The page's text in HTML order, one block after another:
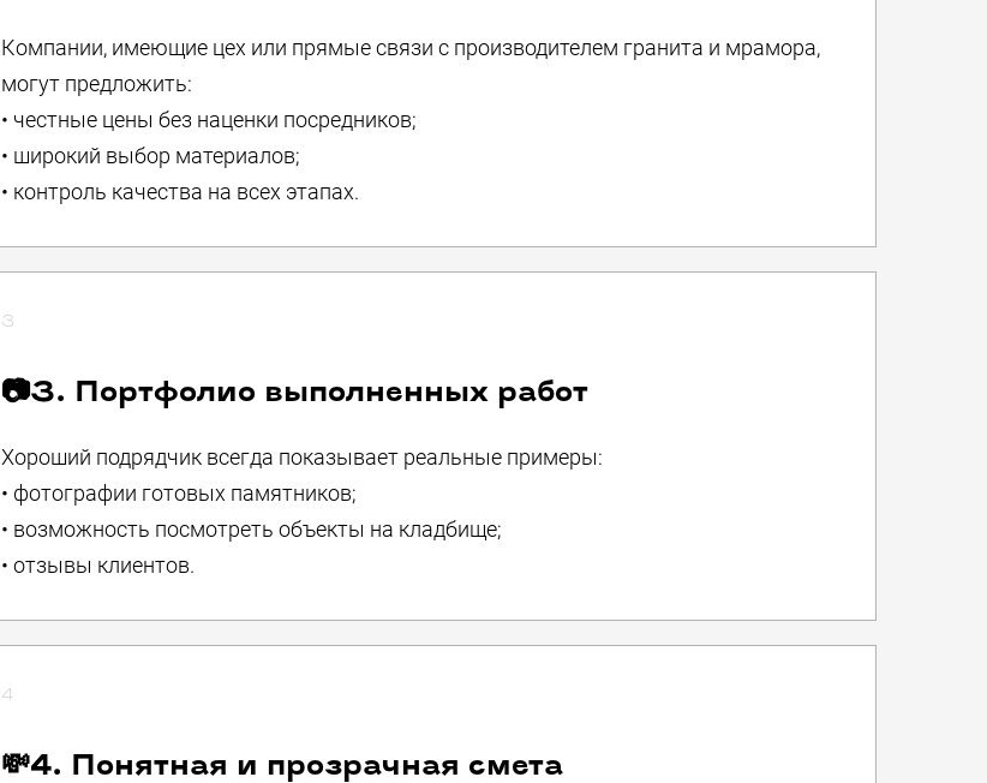
Компании, имеющие цех или прямые связи с производителем гранита и мрамора,
могут предложить:
• честные цены без наценки посредников;
• широкий выбор материалов;
• контроль качества на всех этапах.
3
📷3. Портфолио выполненных работ
Хороший подрядчик всегда показывает реальные примеры:
• фотографии готовых памятников;
• возможность посмотреть объекты на кладбище;
• отзывы клиентов.
4
💸4. Понятная и прозрачная смета